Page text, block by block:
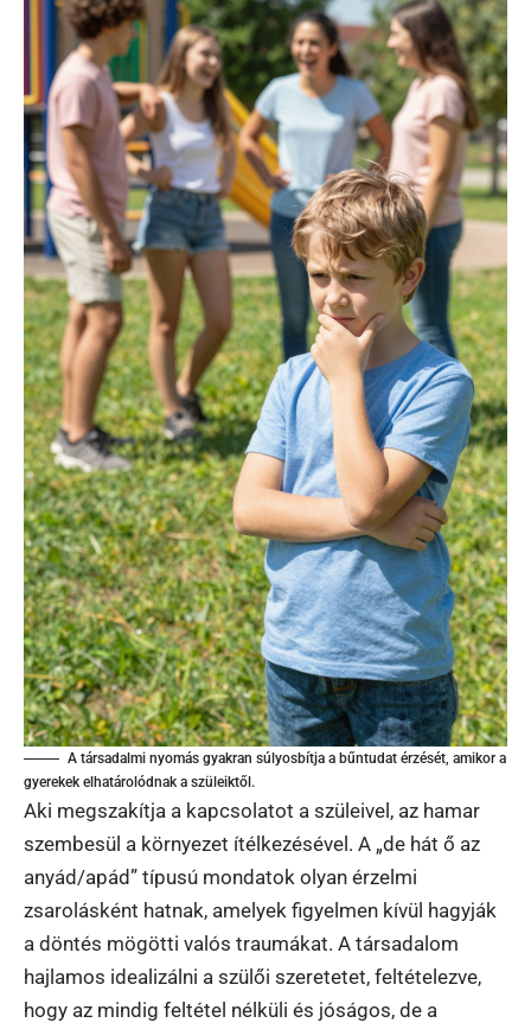
A társadalmi nyomás gyakran súlyosbítja a bűntudat érzését, amikor a
gyerekek elhatárolódnak a szüleiktől.
Aki megszakítja a kapcsolatot a szüleivel, az hamar
szembesül a környezet ítélkezésével. A „de hát ő az
anyád/apád” típusú mondatok olyan érzelmi
zsarolásként hatnak, amelyek figyelmen kívül hagyják
a döntés mögötti valós traumákat. A társadalom
hajlamos idealizálni a szülői szeretetet, feltételezve,
hogy az mindig feltétel nélküli és jóságos, de a